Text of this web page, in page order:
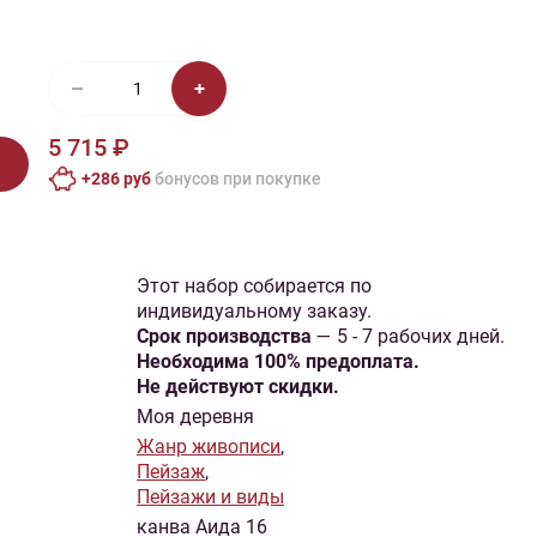
Платье Плед
5 715 ₽
+286 руббонусов при покупке
Этот набор собирается по
индивидуальному заказу.
Cрок производства — 5 - 7 рабочих дней.
Необходима 100% предоплата.
Не действуют скидки.
Моя деревня
Жанр живописи,
Пейзаж,
Пейзажи и виды
канва Аида 16